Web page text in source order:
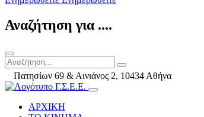
Αναζήτηση για ....
Πατησίων 69 & Αινιάνος 2, 10434 Αθήνα
ΑΡΧΙΚΗ